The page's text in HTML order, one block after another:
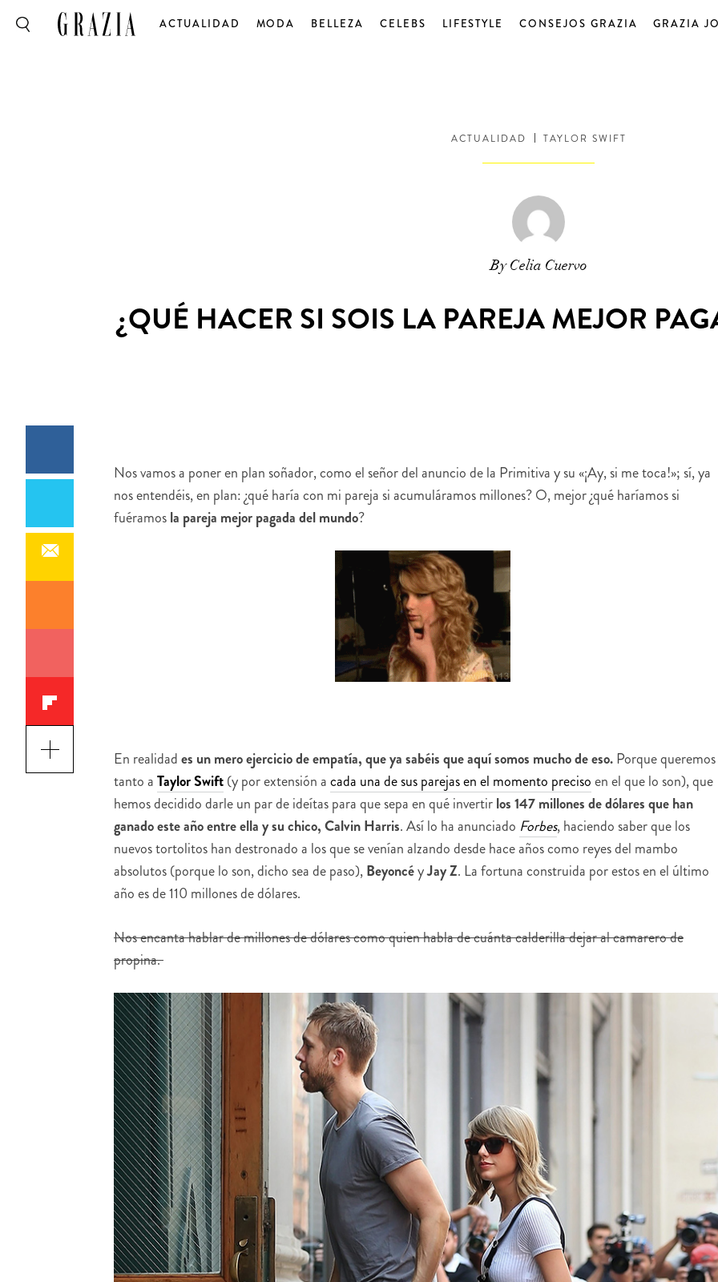
ACTUALIDAD MODA BELLEZA CELEBS LIFESTYLE CONSEJOS GRAZIA GRAZIA
ACTUALIDAD TAYLOR SWIFT
By Celia Cuervo
¿QUÉ HACER SI SOIS LA PAREJA MEJOR
Nos vamos a poner en plan soñador, como el señor del anuncio de la Primitiva y su «¡Ay, si me toca!»; sí, ya
nos entendéis, en plan: ¿qué haría con mi pareja si acumuláramos millones? O, mejor ¿qué haríamos si
fuéramosla pareja mejor pagada del mundo?
En realidades un mero ejercicio de empatía, que ya sabéis que aquí somos mucho de eso.Porque queremos
tanto aTaylor Swift(y por extensión acada una de sus parejas en el momento precisoen el que lo son), que
hemos decidido darle un par de ideítas para que sepa en qué invertirlos 147 millones de dólares que han
ganado este año entre ella y su chico, Calvin Harris. Así lo ha anunciado Forbes, haciendo saber que los
nuevos tortolitos han destronado a los que se venían alzando desde hace años como reyes del mambo
absolutos (porque lo son, dicho sea de paso),BeyoncéyJay Z. La fortuna construida por estos en el último
año es de 110 millones de dólares.
Nos encanta hablar de millones de dólares como quien habla de cuánta calderilla dejar al camarero de
propina.